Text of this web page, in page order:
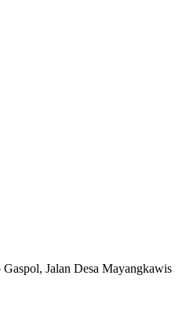
Jalan Desa Mayangkawis